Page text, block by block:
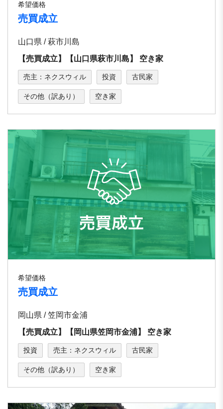
希望価格
売買成立
山口県 / 萩市川島
【売買成立】【⼭⼝県萩市川島】 空き家
売主：ネクスウィル 投資 古民家
その他（訳あり） 空き家
希望価格
売買成立
岡山県 / 笠岡市金浦
【売買成立】【岡⼭県笠岡市⾦浦】 空き家
投資 売主：ネクスウィル 古民家
その他（訳あり） 空き家